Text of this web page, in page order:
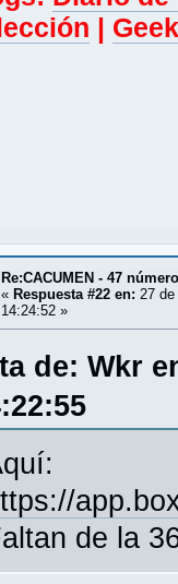
|
Re:CACUMEN - 47
« Respuesta #22 en: 27
14:24:52 »
de: Wkr
de la